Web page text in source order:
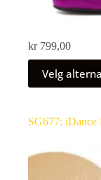
kr799,00
Velg
SG677: iDance